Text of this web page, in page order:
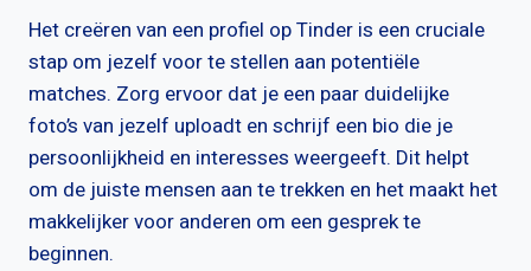
Het creëren van een profiel op Tinder is een cruciale
stap om jezelf voor te stellen aan potentiële
matches. Zorg ervoor dat je een paar duidelijke
foto’s van jezelf uploadt en schrijf een bio die je
persoonlijkheid en interesses weergeeft. Dit helpt
om de juiste mensen aan te trekken en het maakt het
makkelijker voor anderen om een gesprek te
beginnen.